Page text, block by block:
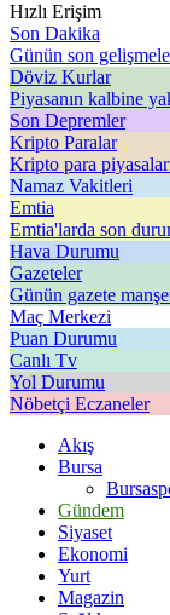
Hızlı Erişim
Son Dakika
Günün son
Döviz Kurlar
Piyasanın kalbine
Son Depremler
Kripto Paralar
Kripto para
Namaz Vakitleri
Emtia
Emtia'larda son
Hava Durumu
Gazeteler
Günün gazete
Maç Merkezi
Puan Durumu
Canlı Tv
Yol Durumu
Nöbetçi Eczaneler
Akış
Bursa
Gündem
Siyaset
Ekonomi
Yurt
Magazin